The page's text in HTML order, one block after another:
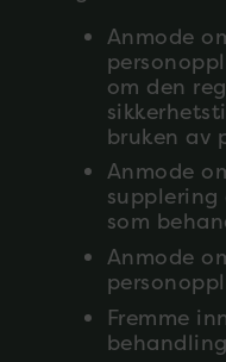
Anmode
om den
bruken av
Anmode
supplering
som
Anmode
Fremme